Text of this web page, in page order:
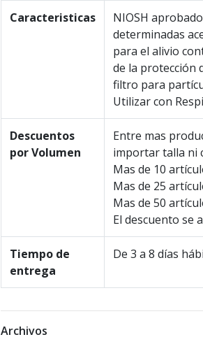
Caracteristicas
NIOSH
determinadas
para el alivio
de la protección
filtro para
Utilizar con
Descuentos
por Volumen
Entre mas
importar talla ni
Mas de 10
Mas de 25
Mas de 50
El descuento se
Tiempo de
entrega
De 3 a 8 días
Archivos